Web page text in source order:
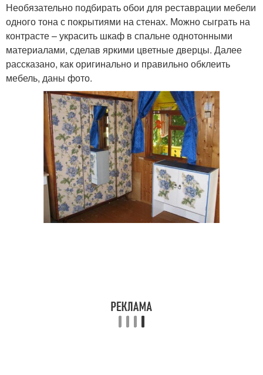
Необязательно подбирать обои для реставрации мебели
одного тона с покрытиями на стенах. Можно сыграть на
контрасте – украсить шкаф в спальне однотонными
материалами, сделав яркими цветные дверцы. Далее
рассказано, как оригинально и правильно обклеить
мебель, даны фото.